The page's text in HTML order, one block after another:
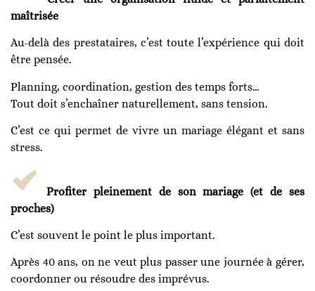
maîtrisée
Au-delà des prestataires, c’est toute l’expérience qui doit
être pensée.
Planning, coordination, gestion des temps forts…
Tout doit s’enchaîner naturellement, sans tension.
C’est ce qui permet de vivre un mariage élégant et sans
stress.
Profiter pleinement de son mariage (et de ses
proches)
C’est souvent le point le plus important.
Après 40 ans, on ne veut plus passer une journée à gérer,
coordonner ou résoudre des imprévus.